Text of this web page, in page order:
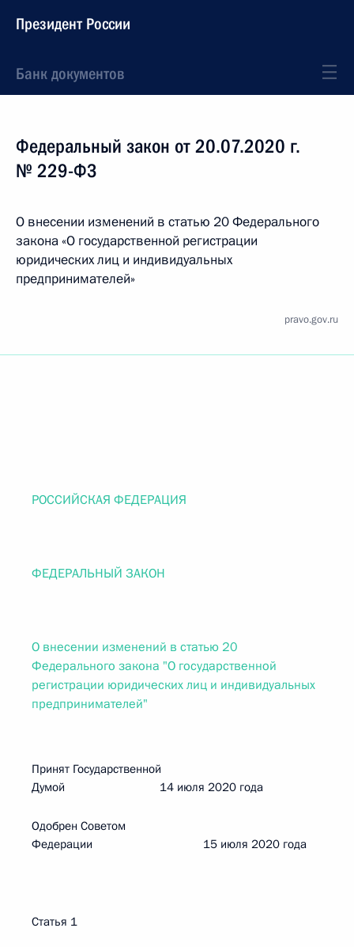
Президент России
Банк документов
Федеральный закон от 20.07.2020 г.
№ 229-ФЗ
О внесении изменений в статью 20 Федерального
закона «О государственной регистрации
юридических лиц и индивидуальных
предпринимателей»
pravo.gov.ru
РОССИЙСКАЯ ФЕДЕРАЦИЯ
ФЕДЕРАЛЬНЫЙ ЗАКОН
О внесении изменений в статью 20
Федерального закона "О государственной
регистрации юридических лиц и индивидуальных
предпринимателей"
Принят Государственной
Думой 14 июля 2020 года
Одобрен Советом
Федерации 15 июля 2020 года
Статья 1